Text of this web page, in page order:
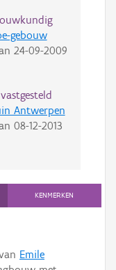
gebouw
24-09-2009
vastgesteld
Antwerpen
08-12-2013
KENMERKEN
Emile